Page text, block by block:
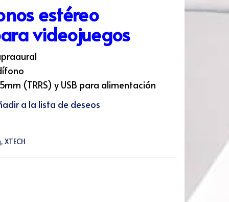
estéreo
videojuegos
(TRRS) y USB para alimentación
a la lista de deseos
, XTECH